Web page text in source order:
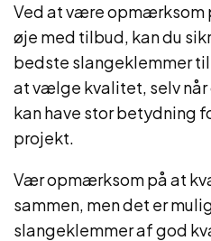
Ved at være opmærksom
øje med tilbud, kan du
bedste slangeklemmer
at vælge kvalitet, selv
kan have stor betydning
projekt.
Vær opmærksom på at
sammen, men det er
slangeklemmer af god